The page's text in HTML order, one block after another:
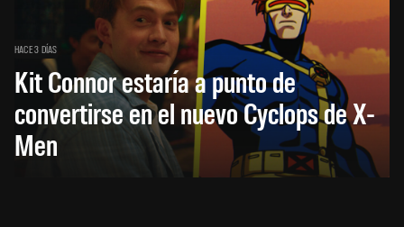
HACE 3 DÍAS
Kit Connor estaría a punto de
convertirse en el nuevo Cyclops de X-
Men